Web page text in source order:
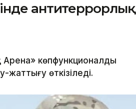
антитеррорлық
көпфункционалды
өткізіледі.